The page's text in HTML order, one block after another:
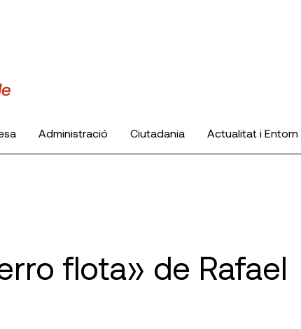
Administració Ciutadania Actualitat i Entorn
flota» de Rafael